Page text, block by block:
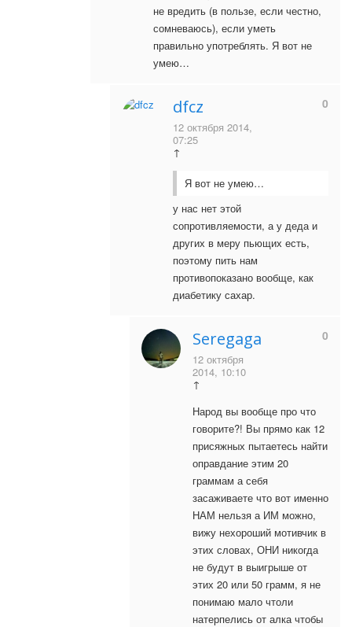
не вредить (в пользе, если честно,
сомневаюсь), если уметь
правильно употреблять. Я вот не
умею…
dfcz
12 октября 2014,
07:25
↑
0
Я вот не умею…
у нас нет этой
сопротивляемости, а у деда и
других в меру пьющих есть,
поэтому пить нам
противопоказано вообще, как
диабетику сахар.
Seregaga
12 октября
2014, 10:10
↑
0
Народ вы вообще про что
говорите?! Вы прямо как 12
присяжных пытаетесь найти
оправдание этим 20
граммам а себя
засаживаете что вот именно
НАМ нельзя а ИМ можно,
вижу нехороший мотивчик в
этих словах, ОНИ никогда
не будут в выигрыше от
этих 20 или 50 грамм, я не
понимаю мало чтоли
натерпелись от алка чтобы